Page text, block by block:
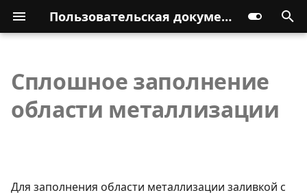
Пользовательская документация
Сплошное заполнение
области металлизации
Для заполнения области металлизации заливкой с